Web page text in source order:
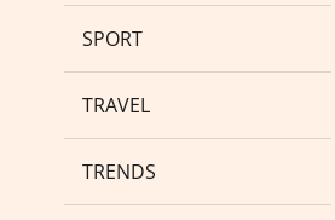
SPORT
TRAVEL
TRENDS